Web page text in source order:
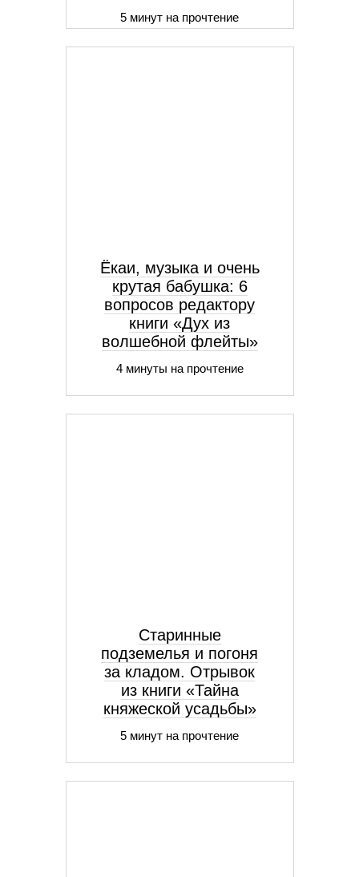
5 минут на прочтение
Ёкаи, музыка и очень
крутая бабушка: 6
вопросов редактору
книги «Дух из
волшебной флейты»
4 минуты на прочтение
Старинные
подземелья и погоня
за кладом. Отрывок
из книги «Тайна
княжеской усадьбы»
5 минут на прочтение